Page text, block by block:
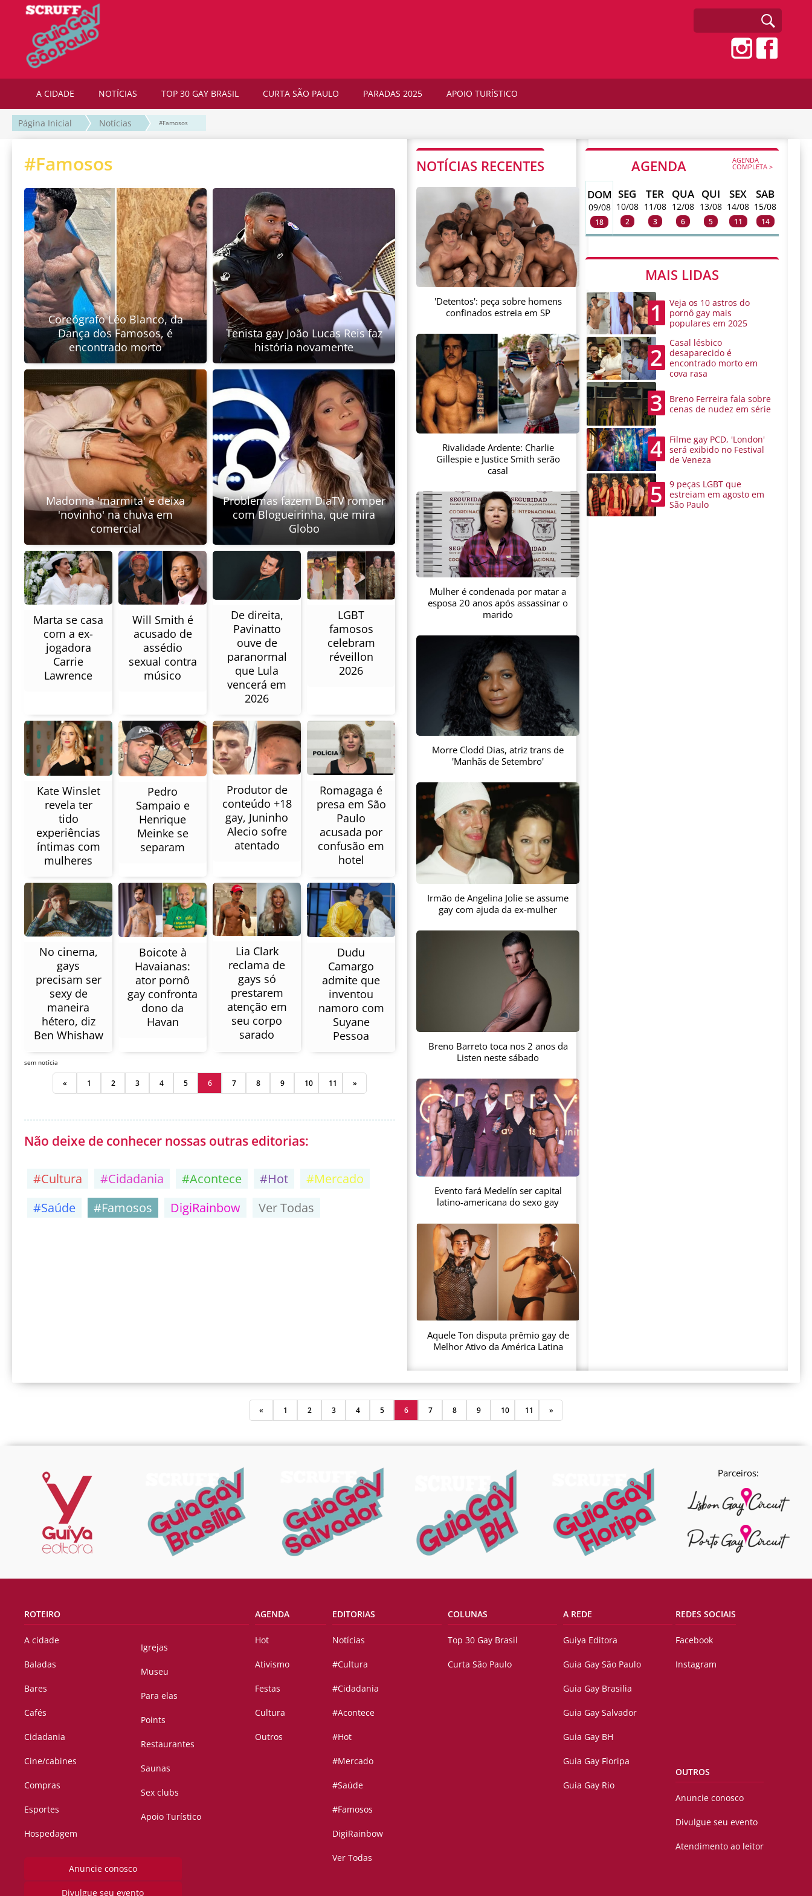
A CIDADE NOTÍCIAS TOP 30 GAY BRASIL CURTA SÃO PAULO PARADAS 2025 APOIO TURÍSTICO
Página Inicial Notícias #Famosos
#Famosos
Coreógrafo Léo Blanco, da
Dança dos Famosos, é
encontrado morto
Tenista gay João Lucas Reis faz
história novamente
Madonna 'marmita' e deixa
'novinho' na chuva em
comercial
Problemas fazem DiaTV romper
com Blogueirinha, que mira
Globo
Marta se casa
com a ex-
jogadora
Carrie
Lawrence
Will Smith é
acusado de
assédio
sexual contra
músico
De direita,
Pavinatto
ouve de
paranormal
que Lula
vencerá em
2026
LGBT
famosos
celebram
réveillon
2026
Kate Winslet
revela ter
tido
experiências
íntimas com
mulheres
Pedro
Sampaio e
Henrique
Meinke se
separam
Produtor de
conteúdo +18
gay, Juninho
Alecio sofre
atentado
Romagaga é
presa em São
Paulo
acusada por
confusão em
hotel
No cinema,
gays
precisam ser
sexy de
maneira
hétero, diz
Ben Whishaw
Boicote à
Havaianas:
ator pornô
gay confronta
dono da
Havan
Lia Clark
reclama de
gays só
prestarem
atenção em
seu corpo
sarado
Dudu
Camargo
admite que
inventou
namoro com
Suyane
Pessoa
sem notícia
« 1 2 3 4 5 6 7 8 9 10 11 »
Não deixe de conhecer nossas outras editorias:
#Cultura #Cidadania #Acontece #Hot
#Mercado
#Saúde
#Famosos DigiRainbow Ver Todas
NOTÍCIAS RECENTES
'Detentos': peça sobre homens
confinados estreia em SP
Rivalidade Ardente: Charlie
Gillespie e Justice Smith serão
casal
Mulher é condenada por matar a
esposa 20 anos após assassinar o
marido
Morre Clodd Dias, atriz trans de
'Manhãs de Setembro'
Irmão de Angelina Jolie se assume
gay com ajuda da ex-mulher
Breno Barreto toca nos 2 anos da
Listen neste sábado
Evento fará Medelín ser capital
latino-americana do sexo gay
Aquele Ton disputa prêmio gay de
Melhor Ativo da América Latina
AGENDA AGENDA
COMPLETA >
DOM
09/08
18
SEG
10/08
2
TER
11/08
3
QUA
12/08
6
QUI
13/08
5
SEX
14/08
11
SAB
15/08
14
MAIS LIDAS
1
Veja os 10 astros do
pornô gay mais
populares em 2025
2
Casal lésbico
desaparecido é
encontrado morto em
cova rasa
3
Breno Ferreira fala sobre
cenas de nudez em série
4
Filme gay PCD, 'London'
será exibido no Festival
de Veneza
5
9 peças LGBT que
estreiam em agosto em
São Paulo
« 1 2 3 4 5 6 7 8 9 10 11 »
Parceiros:
ROTEIRO
A cidade
Baladas
Bares
Cafés
Cidadania
Cine/cabines
Compras
Esportes
Hospedagem
Igrejas
Museu
Para elas
Points
Restaurantes
Saunas
Sex clubs
Apoio Turístico
Anuncie conosco
Divulgue seu evento
AGENDA
Hot
Ativismo
Festas
Cultura
Outros
EDITORIAS
Notícias
#Cultura
#Cidadania
#Acontece
#Hot
#Mercado
#Saúde
#Famosos
DigiRainbow
Ver Todas
COLUNAS
Top 30 Gay Brasil
Curta São Paulo
A REDE
Guiya Editora
Guia Gay São Paulo
Guia Gay Brasilia
Guia Gay Salvador
Guia Gay BH
Guia Gay Floripa
Guia Gay Rio
REDES SOCIAIS
Facebook
Instagram
OUTROS
Anuncie conosco
Divulgue seu evento
Atendimento ao leitor